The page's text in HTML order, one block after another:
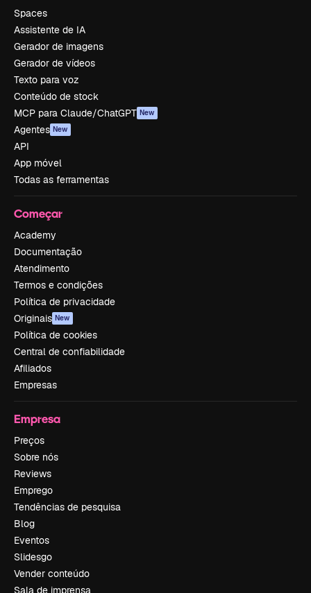
Spaces
Assistente de IA
Gerador de imagens
Gerador de vídeos
Texto para voz
Conteúdo de stock
MCP para Claude/ChatGPT New
Agentes New
API
App móvel
Todas as ferramentas
Começar
Academy
Documentação
Atendimento
Termos e condições
Política de privacidade
Originais New
Política de cookies
Central de confiabilidade
Afiliados
Empresas
Empresa
Preços
Sobre nós
Reviews
Emprego
Tendências de pesquisa
Blog
Eventos
Slidesgo
Vender conteúdo
Sala de imprensa